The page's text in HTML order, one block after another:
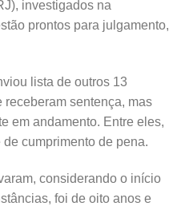
investigados na
prontos para julgamento,
lista de outros 13
receberam sentença, mas
em andamento. Entre eles,
cumprimento de pena.
considerando o início
foi de oito anos e